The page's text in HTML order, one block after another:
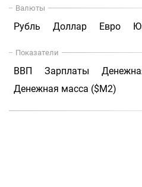
Валюты
Рубль Доллар Евро
Показатели
ВВП Зарплаты
Денежная масса ($М2)